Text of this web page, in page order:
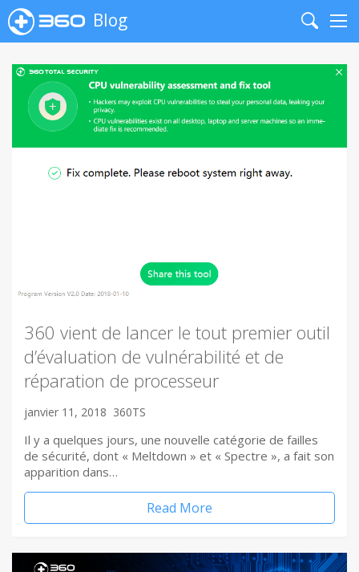
Blog
Search
360 vient de lancer le tout premier outil
d’évaluation de vulnérabilité et de
réparation de processeur
janvier 11, 2018 360TS
Il y a quelques jours, une nouvelle catégorie de failles
de sécurité, dont « Meltdown » et « Spectre », a fait son
apparition dans…
Read More